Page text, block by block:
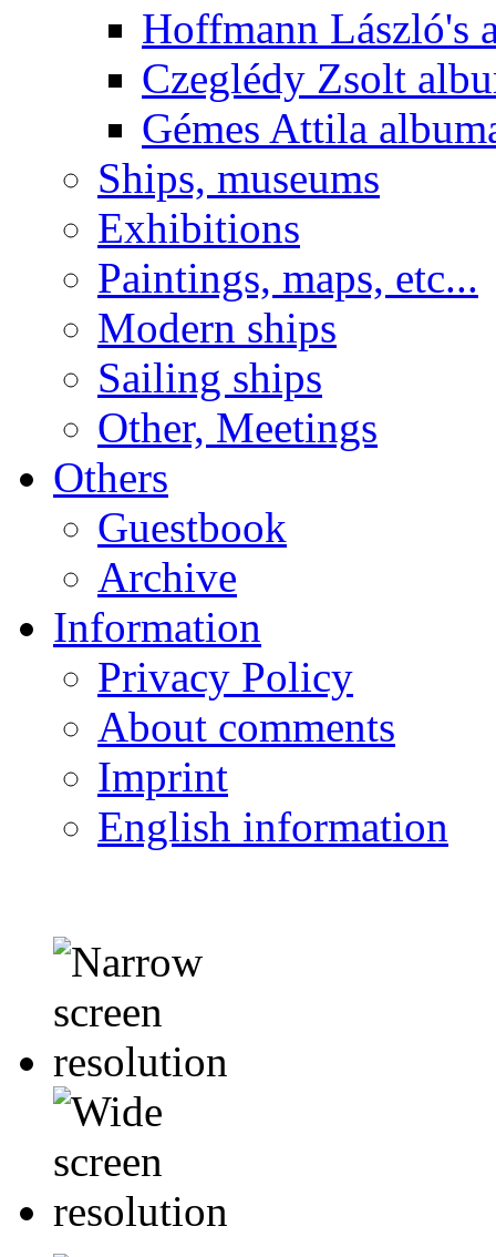
Hoffmann László's
Czeglédy Zsolt
Gémes Attila
Ships, museums
Exhibitions
Paintings, maps, etc...
Modern ships
Sailing ships
Other, Meetings
Others
Guestbook
Archive
Information
Privacy Policy
About comments
Imprint
English information